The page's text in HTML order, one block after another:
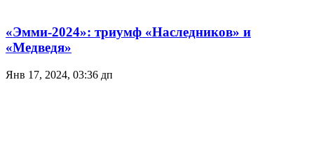
«Эмми-2024»: триумф «Наследников» и
«Медведя»
Янв 17, 2024, 03:36 дп